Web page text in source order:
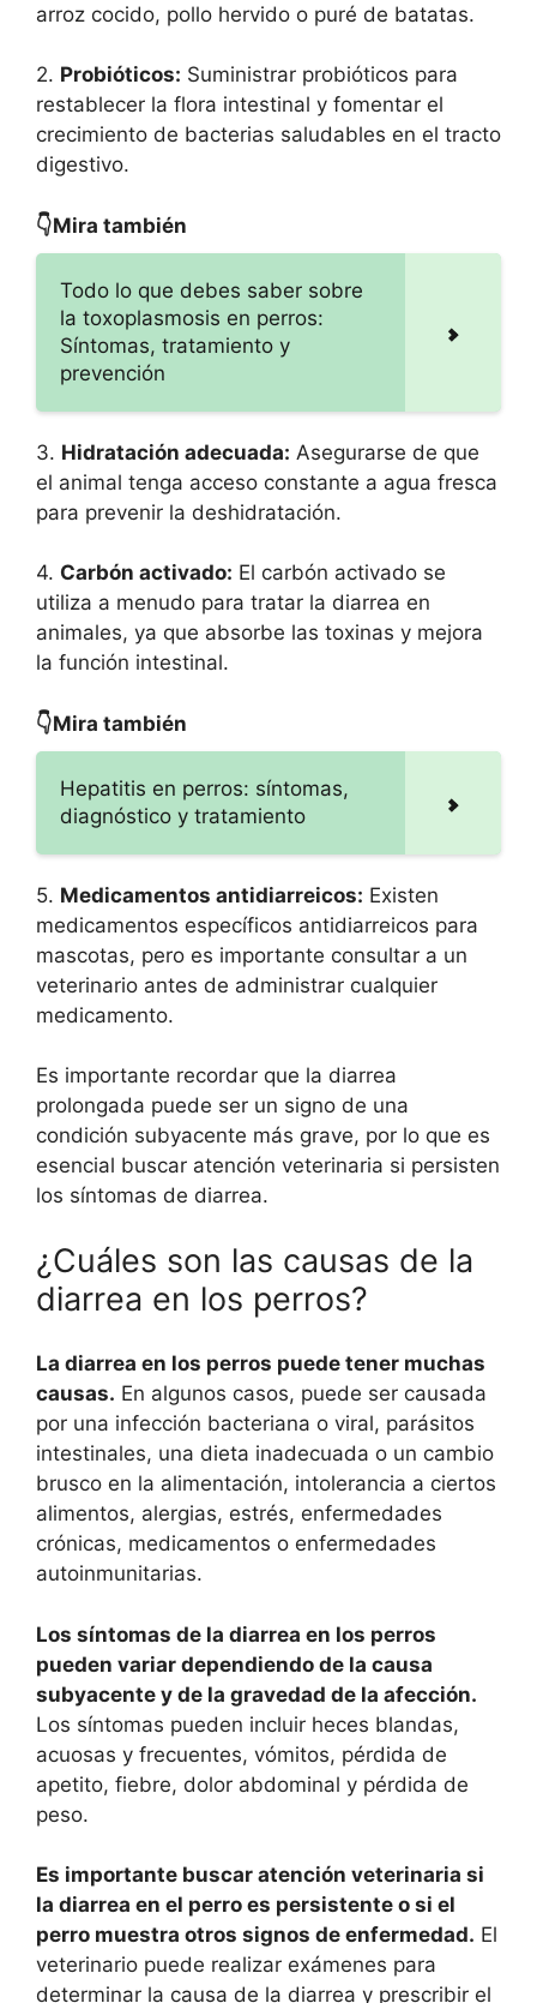
arroz cocido, pollo hervido o puré de batatas.
2. Probióticos: Suministrar probióticos para
restablecer la flora intestinal y fomentar el
crecimiento de bacterias saludables en el tracto
digestivo.
👇Mira también
Todo lo que debes saber sobre
la toxoplasmosis en perros:
Síntomas, tratamiento y
prevención
3. Hidratación adecuada: Asegurarse de que
el animal tenga acceso constante a agua fresca
para prevenir la deshidratación.
4. Carbón activado: El carbón activado se
utiliza a menudo para tratar la diarrea en
animales, ya que absorbe las toxinas y mejora
la función intestinal.
👇Mira también
Hepatitis en perros: síntomas,
diagnóstico y tratamiento
5. Medicamentos antidiarreicos: Existen
medicamentos específicos antidiarreicos para
mascotas, pero es importante consultar a un
veterinario antes de administrar cualquier
medicamento.
Es importante recordar que la diarrea
prolongada puede ser un signo de una
condición subyacente más grave, por lo que es
esencial buscar atención veterinaria si persisten
los síntomas de diarrea.
¿Cuáles son las causas de la
diarrea en los perros?
La diarrea en los perros puede tener muchas
causas. En algunos casos, puede ser causada
por una infección bacteriana o viral, parásitos
intestinales, una dieta inadecuada o un cambio
brusco en la alimentación, intolerancia a ciertos
alimentos, alergias, estrés, enfermedades
crónicas, medicamentos o enfermedades
autoinmunitarias.
Los síntomas de la diarrea en los perros
pueden variar dependiendo de la causa
subyacente y de la gravedad de la afección.
Los síntomas pueden incluir heces blandas,
acuosas y frecuentes, vómitos, pérdida de
apetito, fiebre, dolor abdominal y pérdida de
peso.
Es importante buscar atención veterinaria si
la diarrea en el perro es persistente o si el
perro muestra otros signos de enfermedad. El
veterinario puede realizar exámenes para
determinar la causa de la diarrea y prescribir el